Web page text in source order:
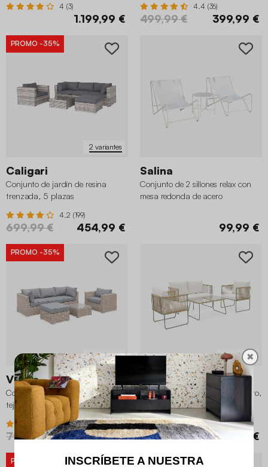
4 (3)
1.199,99 €
4.4 (36)
499,99 € 399,99 €
2 variantes
PROMO -35%
Caligari
Conjunto de jardín de resina
trenzada, 5 plazas
4.2 (199)
699,99 € 454,99 €
Salina
Conjunto de 2 sillones relax con
mesa redonda de acero
99,99 €
2 variantes
PROMO -35%
Vinci
Conjunto de jardín de resina
tejida, 5 plazas
4.6 (94)
799,99 € 519,99 €
2 variantes
Cesena
Conjunto de jardín, ratán y acero,
4 plazas
3.5 (31)
299,99 €
PROMO PROMO-30%
✖